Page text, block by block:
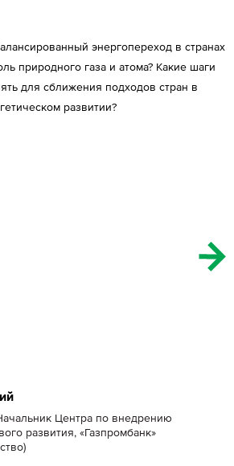
энергопереход в странах
природного газа и атома? Какие шаги
для сближения подходов стран в
развитии?
Центра по внедрению
развития, «Газпромбанк»